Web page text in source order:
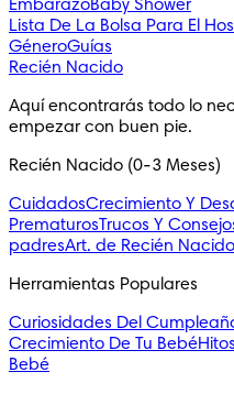
EmbarazoBaby Shower
Lista De La Bolsa Para El
GéneroGuías
Recién Nacido
Aquí encontrarás todo lo
empezar con buen pie.
Recién Nacido (0-3 Meses)
CuidadosCrecimiento Y
PrematurosTrucos Y
padresArt. de Recién Nacido
Herramientas Populares
Curiosidades Del
Crecimiento De Tu Bebé
Bebé